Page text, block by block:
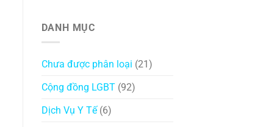
DANH MỤC
Chưa được phân loại (21)
Cộng đồng LGBT(92)
Dịch Vụ Y Tế(6)